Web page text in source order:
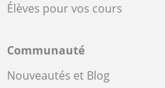
Élèves pour vos cours
Communauté
Nouveautés et Blog